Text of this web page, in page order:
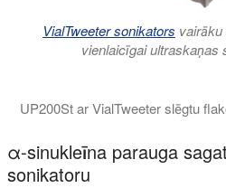
VialTweeter sonikators
vienlaicīgai ultraskaņas
UP200St ar VialTweeter slēgtu
α-sinukleīna parauga
sonikatoru